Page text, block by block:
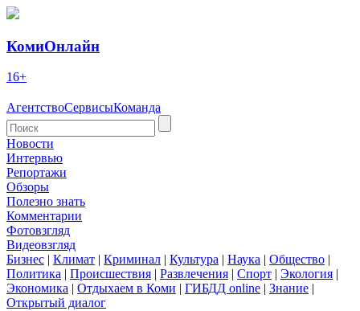
КомиОнлайн
16+
АгентствоСервисыКоманда
Новости
Интервью
Репортажи
Обзоры
Полезно знать
Комментарии
Фотовзгляд
Видеовзгляд
Бизнес | Климат | Криминал | Культура | Наука | Общество |
Политика | Происшествия | Развлечения | Спорт | Экология |
Экономика | Отдыхаем в Коми | ГИБДД online | Знание |
Открытый диалог